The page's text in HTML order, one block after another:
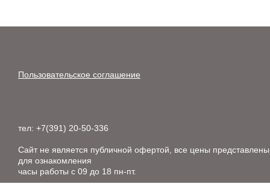
Пользовательское соглашение
тел: +7(391) 20-50-336
Сайт не является публичной офертой, все цены представлены
для ознакомления
часы работы с 09 до 18 пн-пт.